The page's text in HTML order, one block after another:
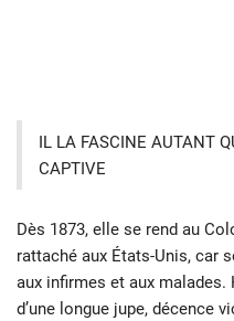
IL LA FASCINE AUTANT
CAPTIVE
Dès 1873, elle se rend au
rattaché aux États-Unis, car
aux infirmes et aux malades.
d’une longue jupe, décence